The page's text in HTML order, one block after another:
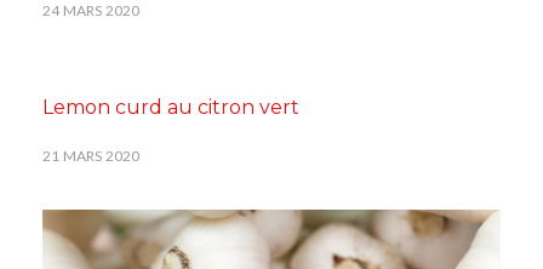
24 MARS 2020
Lemon curd au citron vert
21 MARS 2020